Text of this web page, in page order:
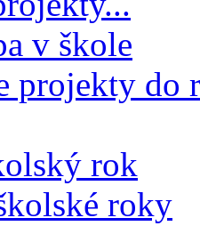
v škole
projekty do
rok
roky